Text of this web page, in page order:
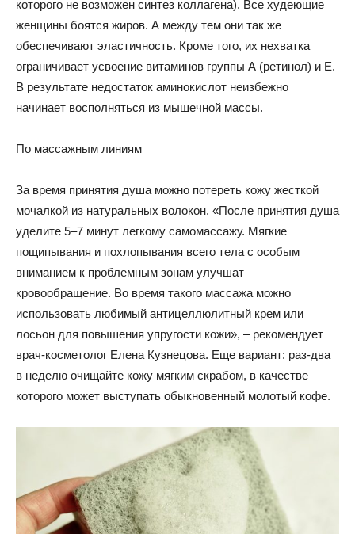
которого не возможен синтез коллагена). Все худеющие
женщины боятся жиров. А между тем они так же
обеспечивают эластичность. Кроме того, их нехватка
ограничивает усвоение витаминов группы А (ретинол) и Е.
В результате недостаток аминокислот неизбежно
начинает восполняться из мышечной массы.
По массажным линиям
За время принятия душа можно потереть кожу жесткой
мочалкой из натуральных волокон. «После принятия душа
уделите 5–7 минут легкому самомассажу. Мягкие
пощипывания и похлопывания всего тела с особым
вниманием к проблемным зонам улучшат
кровообращение. Во время такого массажа можно
использовать любимый антицеллюлитный крем или
лосьон для повышения упругости кожи», – рекомендует
врач-косметолог Елена Кузнецова. Еще вариант: раз-два
в неделю очищайте кожу мягким скрабом, в качестве
которого может выступать обыкновенный молотый кофе.